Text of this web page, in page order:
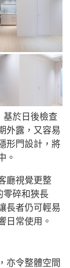
基於日後檢查
外露，又容易
形門設計，將
。
廳視覺更整
零碎和狹長
長者仍可輕易
日常使用。
亦令整體空間